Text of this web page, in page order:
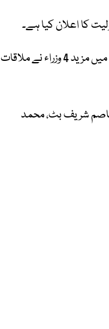
زرداری ہاؤس اسلام آباد میں فریال تالپور اور چوہدری ریاض سے پی ٹی آئی فاروڈ بلاک کے پہلے 5 وزراء اور بعد میں مزید 4 وزراء نے ملاقات
عاصم شریف بٹ، محمد